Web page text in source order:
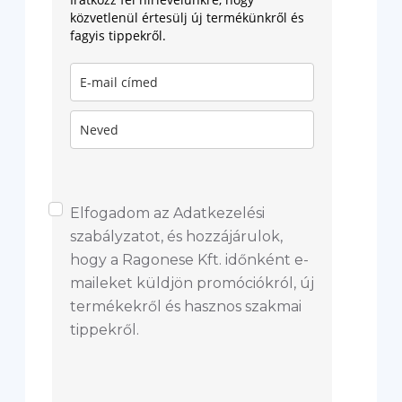
közvetlenül értesülj új termékünkről és
fagyis tippekről.
Elfogadom az Adatkezelési
szabályzatot, és hozzájárulok,
hogy a Ragonese Kft. időnként e-
maileket küldjön promóciókról, új
termékekről és hasznos szakmai
tippekről.